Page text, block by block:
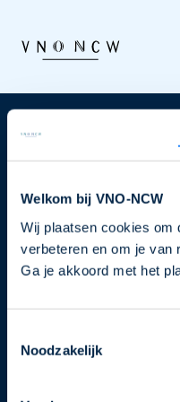
Welkom bij VNO-NCW
Wij plaatsen cookies om
verbeteren en om je van
Ga je akkoord met het
Noodzakelijk
Nieuwsbrief
je nu in voor de VNO-
Schrijf je in
Direct naar
Ons verhaal